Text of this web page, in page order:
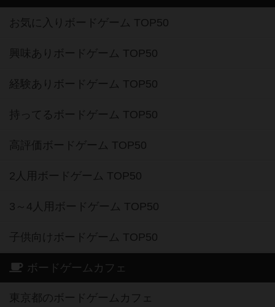
お気に入りボードゲーム TOP50
興味ありボードゲーム TOP50
経験ありボードゲーム TOP50
持ってるボードゲーム TOP50
高評価ボードゲーム TOP50
2人用ボードゲーム TOP50
3～4人用ボードゲーム TOP50
子供向けボードゲーム TOP50
ボードゲームカフェ
東京都のボードゲームカフェ